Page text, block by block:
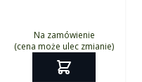
Na zamówienie
(cena może ulec zmianie)